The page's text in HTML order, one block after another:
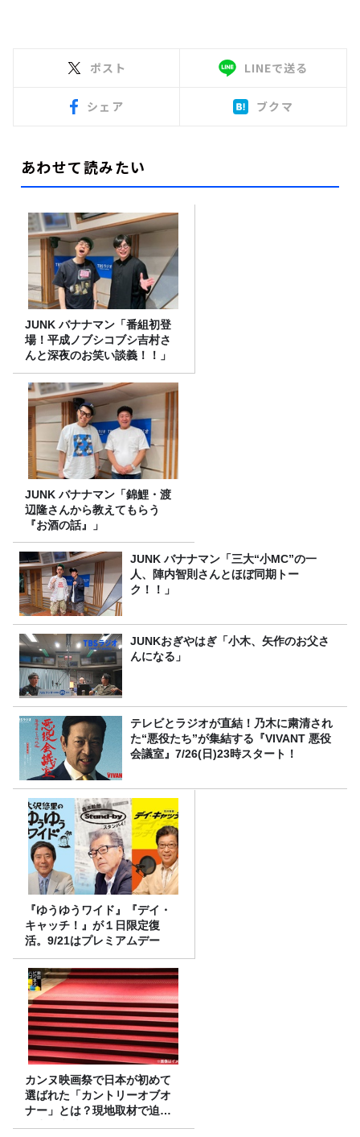
ポスト LINEで送る
シェア ブクマ
あわせて読みたい
JUNK バナナマン「番組初登
場！平成ノブシコブシ吉村さ
んと深夜のお笑い談義！！」
JUNK バナナマン「錦鯉・渡
辺隆さんから教えてもらう
『お酒の話』」
JUNK バナナマン「三大“小MC”の一
人、陣内智則さんとほぼ同期トー
ク！！」
JUNKおぎやはぎ「小木、矢作のお父さ
んになる」
テレビとラジオが直結！乃木に粛清され
た“悪役たち”が集結する『VIVANT 悪役
会議室』7/26(日)23時スタート！
『ゆうゆうワイド』『デイ・
キャッチ！』が１日限定復
活。9/21はプレミアムデー
カンヌ映画祭で日本が初めて
選ばれた「カントリーオブオ
ナー」とは？現地取材で迫る
選出の意味